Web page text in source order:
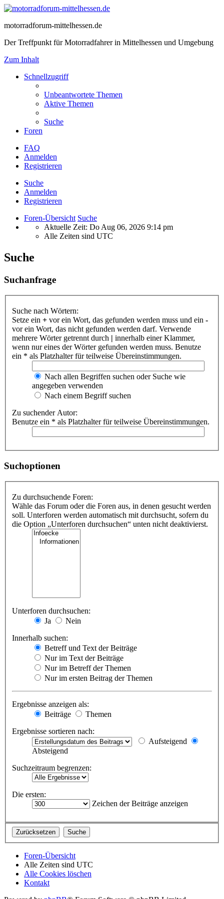
motorradforum-mittelhessen.de
Der Treffpunkt für Motorradfahrer in Mittelhessen und Umgebung
Zum Inhalt
Schnellzugriff
Unbeantwortete Themen
Aktive Themen
Suche
Foren
FAQ
Anmelden
Registrieren
Suche
Anmelden
Registrieren
Foren-Übersicht Suche
Aktuelle Zeit: Do Aug 06, 2026 9:14 pm
Alle Zeiten sind UTC
Suche
Suchanfrage
Suche nach Wörtern:
Setze ein + vor ein Wort, das gefunden werden muss und ein -
vor ein Wort, das nicht gefunden werden darf. Verwende
mehrere Wörter getrennt durch | innerhalb einer Klammer,
wenn nur eines der Wörter gefunden werden muss. Benutze
ein * als Platzhalter für teilweise Übereinstimmungen.
Nach allen Begriffen suchen oder Suche wie
angegeben verwenden
Nach einem Begriff suchen
Zu suchender Autor:
Benutze ein * als Platzhalter für teilweise Übereinstimmungen.
Suchoptionen
Zu durchsuchende Foren:
Wähle das Forum oder die Foren aus, in denen gesucht werden
soll. Unterforen werden automatisch mit durchsucht, sofern du
die Option „Unterforen durchsuchen“ unten nicht deaktivierst.
Unterforen durchsuchen:
Ja
Nein
Innerhalb suchen:
Betreff und Text der Beiträge
Nur im Text der Beiträge
Nur im Betreff der Themen
Nur im ersten Beitrag der Themen
Ergebnisse anzeigen als:
Beiträge
Themen
Ergebnisse sortieren nach:
Aufsteigend
Absteigend
Suchzeitraum begrenzen:
Die ersten:
Zeichen der Beiträge anzeigen
Foren-Übersicht
Alle Zeiten sind UTC
Alle Cookies löschen
Kontakt